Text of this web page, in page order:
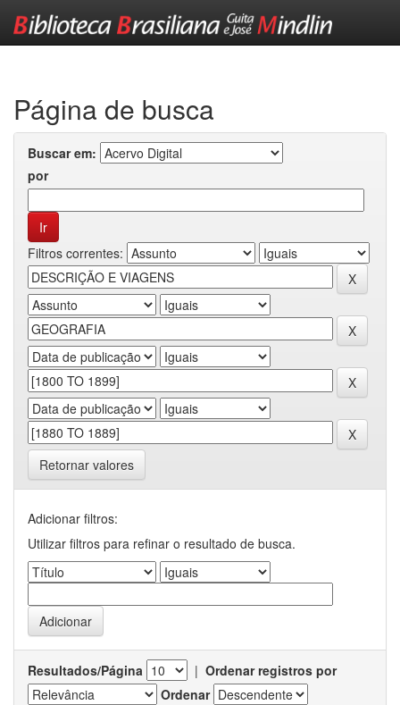
Página de busca
Buscar em:
por
Filtros correntes:
Retornar valores
Adicionar filtros:
Utilizar filtros para refinar o resultado de busca.
Resultados/Página | Ordenar registros por
Ordenar